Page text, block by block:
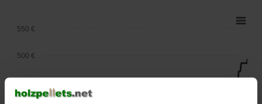
500 €
550 €